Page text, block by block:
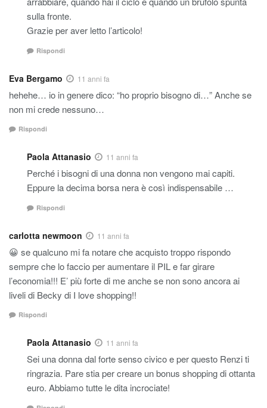
sulla fronte.
Grazie per aver letto l’articolo!
Rispondi
Eva Bergamo 11 anni fa
hehehe… io in genere dico: “ho proprio bisogno di…” Anche se
non mi crede nessuno…
Rispondi
Paola Attanasio 11 anni fa
Perché i bisogni di una donna non vengono mai capiti.
Eppure la decima borsa nera è così indispensabile …
Rispondi
carlotta newmoon 11 anni fa
😀 se qualcuno mi fa notare che acquisto troppo rispondo
sempre che lo faccio per aumentare il PIL e far girare
l’economia!!! E’ più forte di me anche se non sono ancora ai
liveli di Becky di I love shopping!!
Rispondi
Paola Attanasio 11 anni fa
Sei una donna dal forte senso civico e per questo Renzi ti
ringrazia. Pare stia per creare un bonus shopping di ottanta
euro. Abbiamo tutte le dita incrociate!